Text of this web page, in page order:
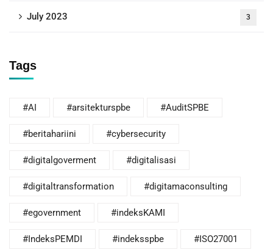
July 2023 3
Tags
#AI #arsitekturspbe #AuditSPBE
#beritahariini #cybersecurity
#digitalgoverment #digitalisasi
#digitaltransformation #digitamaconsulting
#egovernment #indeksKAMI
#IndeksPEMDI #indeksspbe #ISO27001